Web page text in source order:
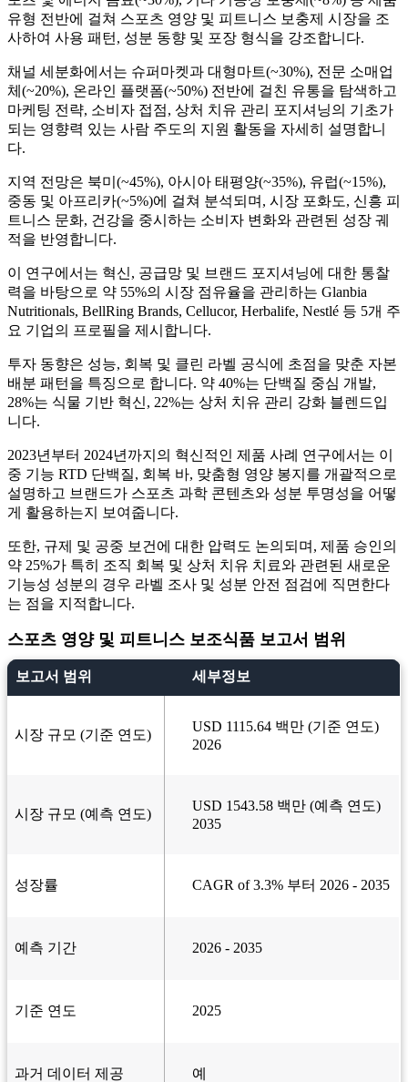
유형 전반에 걸쳐 스포츠 영양 및 피트니스 보충제 시장을 조
사하여 사용 패턴, 성분 동향 및 포장 형식을 강조합니다.
채널 세분화에서는 슈퍼마켓과 대형마트(~30%), 전문 소매업
체(~20%), 온라인 플랫폼(~50%) 전반에 걸친 유통을 탐색하고
마케팅 전략, 소비자 접점, 상처 치유 관리 포지셔닝의 기초가
되는 영향력 있는 사람 주도의 지원 활동을 자세히 설명합니
다.
지역 전망은 북미(~45%), 아시아 태평양(~35%), 유럽(~15%),
중동 및 아프리카(~5%)에 걸쳐 분석되며, 시장 포화도, 신흥 피
트니스 문화, 건강을 중시하는 소비자 변화와 관련된 성장 궤
적을 반영합니다.
이 연구에서는 혁신, 공급망 및 브랜드 포지셔닝에 대한 통찰
력을 바탕으로 약 55%의 시장 점유율을 관리하는 Glanbia
Nutritionals, BellRing Brands, Cellucor, Herbalife, Nestlé 등 5개 주
요 기업의 프로필을 제시합니다.
투자 동향은 성능, 회복 및 클린 라벨 공식에 초점을 맞춘 자본
배분 패턴을 특징으로 합니다. 약 40%는 단백질 중심 개발,
28%는 식물 기반 혁신, 22%는 상처 치유 관리 강화 블렌드입
니다.
2023년부터 2024년까지의 혁신적인 제품 사례 연구에서는 이
중 기능 RTD 단백질, 회복 바, 맞춤형 영양 봉지를 개괄적으로
설명하고 브랜드가 스포츠 과학 콘텐츠와 성분 투명성을 어떻
게 활용하는지 보여줍니다.
또한, 규제 및 공중 보건에 대한 압력도 논의되며, 제품 승인의
약 25%가 특히 조직 회복 및 상처 치유 치료와 관련된 새로운
기능성 성분의 경우 라벨 조사 및 성분 안전 점검에 직면한다
는 점을 지적합니다.
스포츠 영양 및 피트니스 보조식품 보고서 범위
보고서 범위 세부정보
시장 규모 (기준 연도)
USD 1115.64 백만 (기준 연도)
2026
시장 규모 (예측 연도)
USD 1543.58 백만 (예측 연도)
2035
성장률 CAGR of 3.3% 부터 2026 - 2035
예측 기간 2026 - 2035
기준 연도 2025
과거 데이터 제공 예